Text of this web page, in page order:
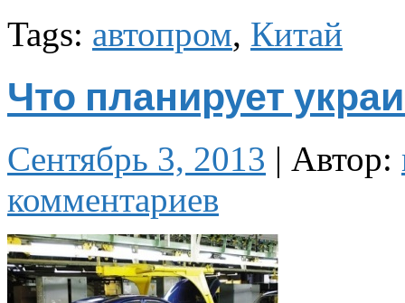
Tags: автопром, Китай
Что планирует
Сентябрь 3, 2013 | Автор:
комментариев